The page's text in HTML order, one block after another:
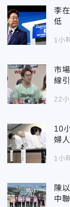
李
低
1小
市
線
22
10
婦
1小
陳
中